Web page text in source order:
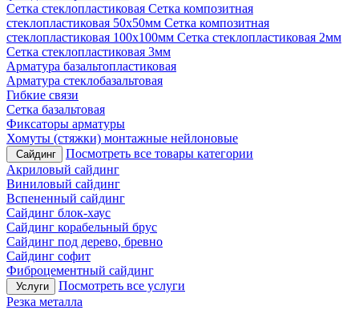
Сетка стеклопластиковая Сетка композитная
стеклопластиковая 50х50мм Сетка композитная
стеклопластиковая 100х100мм Сетка стеклопластиковая 2мм
Сетка стеклопластиковая 3мм
Арматура базальтопластиковая
Арматура стеклобазальтовая
Гибкие связи
Сетка базальтовая
Фиксаторы арматуры
Хомуты (стяжки) монтажные нейлоновые
Сайдинг
Посмотреть все товары категории
Акриловый сайдинг
Виниловый сайдинг
Вспененный сайдинг
Сайдинг блок-хаус
Сайдинг корабельный брус
Сайдинг под дерево, бревно
Сайдинг софит
Фиброцементный сайдинг
Услуги
Посмотреть все услуги
Резка металла